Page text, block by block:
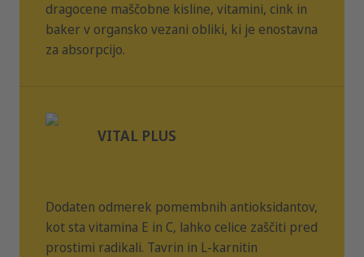
dragocene maščobne kisline, vitamini, cink in
baker v organsko vezani obliki, ki je enostavna
za absorpcijo.
VITAL PLUS
Dodaten odmerek pomembnih antioksidantov,
kot sta vitamina E in C, lahko celice zaščiti pred
prostimi radikali. Tavrin in L-karnitin